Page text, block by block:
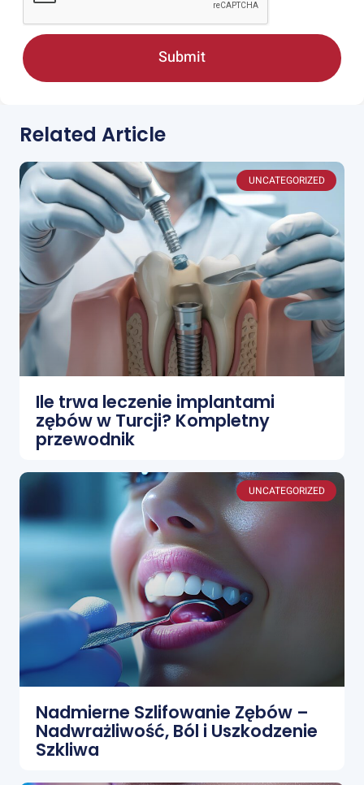
Submit
Related Article
UNCATEGORIZED
Ile trwa leczenie implantami
zębów w Turcji? Kompletny
przewodnik
UNCATEGORIZED
Nadmierne Szlifowanie Zębów –
Nadwrażliwość, Ból i Uszkodzenie
Szkliwa